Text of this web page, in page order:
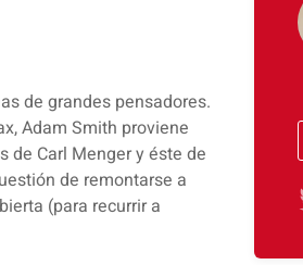
de grandes pensadores.
Adam Smith proviene
de Carl Menger y éste de
de remontarse a
(para recurrir a